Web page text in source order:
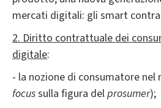
mercati digitali: gli smart
2. Diritto contrattuale dei
digitale:
- la nozione di consumatore
focussulla figura delprosumer);